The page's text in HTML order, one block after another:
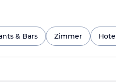
& Bars Zimmer